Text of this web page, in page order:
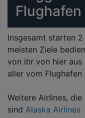
Insgesamt starten
meisten Ziele
von ihr von hier aus
aller vom
Weitere Airlines,
sind Alaska Airlines